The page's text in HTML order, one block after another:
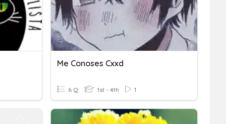
Me Conoses Cxxd
6 Q 1st - 4th 1